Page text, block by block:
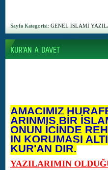
AMACIMIZ
ARINMIŞ BİR
ONUN İÇİNDE
IN KORUMASI
KUR'AN DIR.
YAZILARIMIN
Sayfa Kategorisi: GENEL İSLAMİ